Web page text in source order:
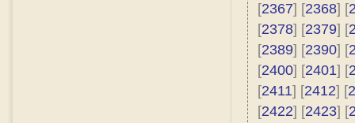
[2367] [2368] [
[2378] [2379] [
[2389] [2390] [
[2400] [2401] [
[2411] [2412] [
[2422] [2423] [